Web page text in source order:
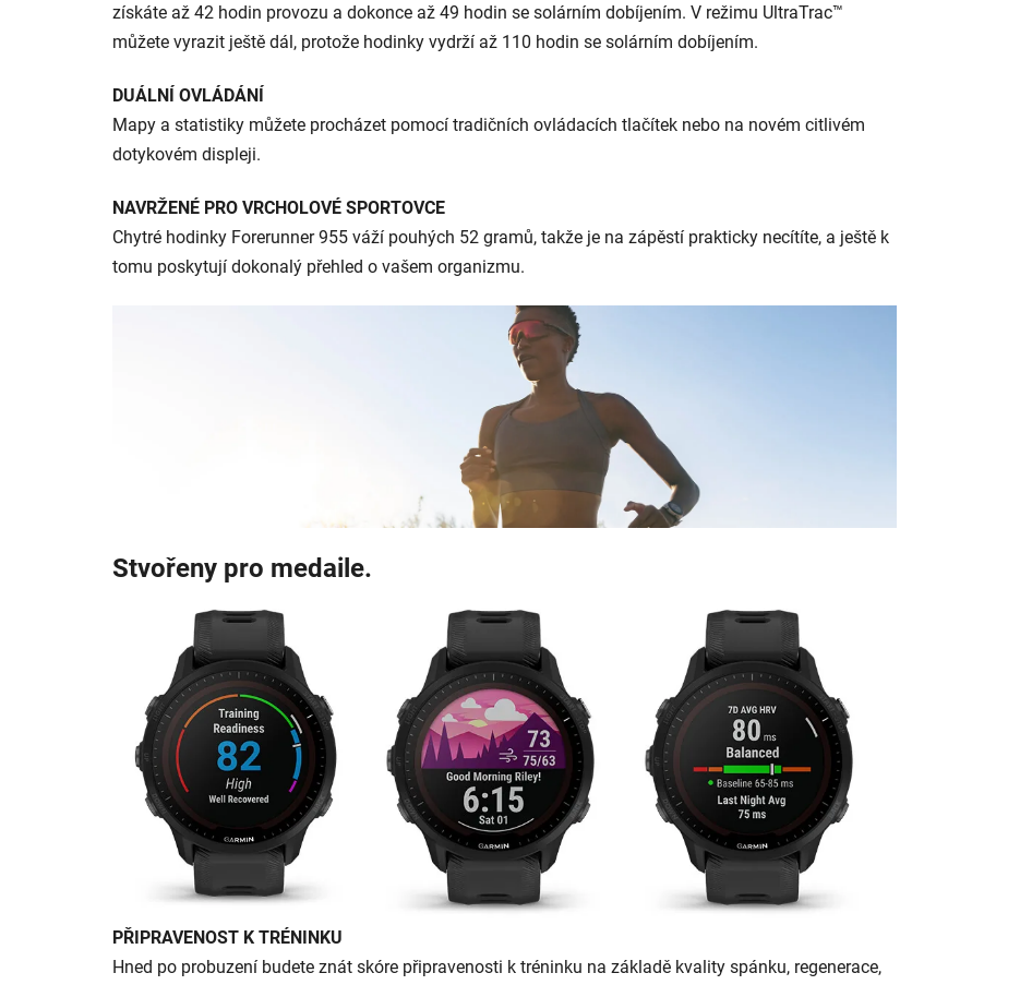
získáte až 42 hodin provozu a dokonce až 49 hodin se solárním dobíjením. V režimu UltraTrac™
můžete vyrazit ještě dál, protože hodinky vydrží až 110 hodin se solárním dobíjením.
DUÁLNÍ OVLÁDÁNÍ
Mapy a statistiky můžete procházet pomocí tradičních ovládacích tlačítek nebo na novém citlivém
dotykovém displeji.
NAVRŽENÉ PRO VRCHOLOVÉ SPORTOVCE
Chytré hodinky Forerunner 955 váží pouhých 52 gramů, takže je na zápěstí prakticky necítíte, a ještě k
tomu poskytují dokonalý přehled o vašem organizmu.
Stvořeny pro medaile.
PŘIPRAVENOST K TRÉNINKU
Hned po probuzení budete znát skóre připravenosti k tréninku na základě kvality spánku, regenerace,